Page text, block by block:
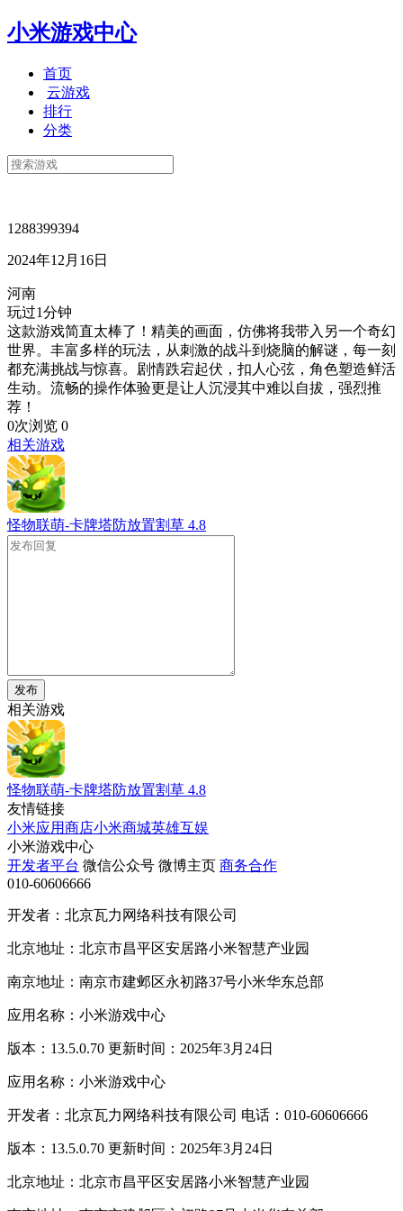
小米游戏中心
首页
云游戏
排行
分类
1288399394
2024年12月16日
河南
玩过1分钟
这款游戏简直太棒了！精美的画面，仿佛将我带入另一个奇幻
世界。丰富多样的玩法，从刺激的战斗到烧脑的解谜，每一刻
都充满挑战与惊喜。剧情跌宕起伏，扣人心弦，角色塑造鲜活
生动。流畅的操作体验更是让人沉浸其中难以自拔，强烈推
荐！
0次浏览 0
相关游戏
怪物联萌-卡牌塔防放置割草 4.8
发布
相关游戏
怪物联萌-卡牌塔防放置割草 4.8
友情链接
小米应用商店小米商城英雄互娱
小米游戏中心
开发者平台 微信公众号 微博主页 商务合作
010-60606666
开发者：北京瓦力网络科技有限公司
北京地址：北京市昌平区安居路小米智慧产业园
南京地址：南京市建邺区永初路37号小米华东总部
应用名称：小米游戏中心
版本：13.5.0.70 更新时间：2025年3月24日
应用名称：小米游戏中心
开发者：北京瓦力网络科技有限公司 电话：010-60606666
版本：13.5.0.70 更新时间：2025年3月24日
北京地址：北京市昌平区安居路小米智慧产业园